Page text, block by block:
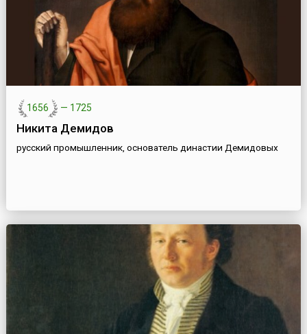
1656 — 1725
Никита Демидов
русский промышленник, основатель династии Демидовых